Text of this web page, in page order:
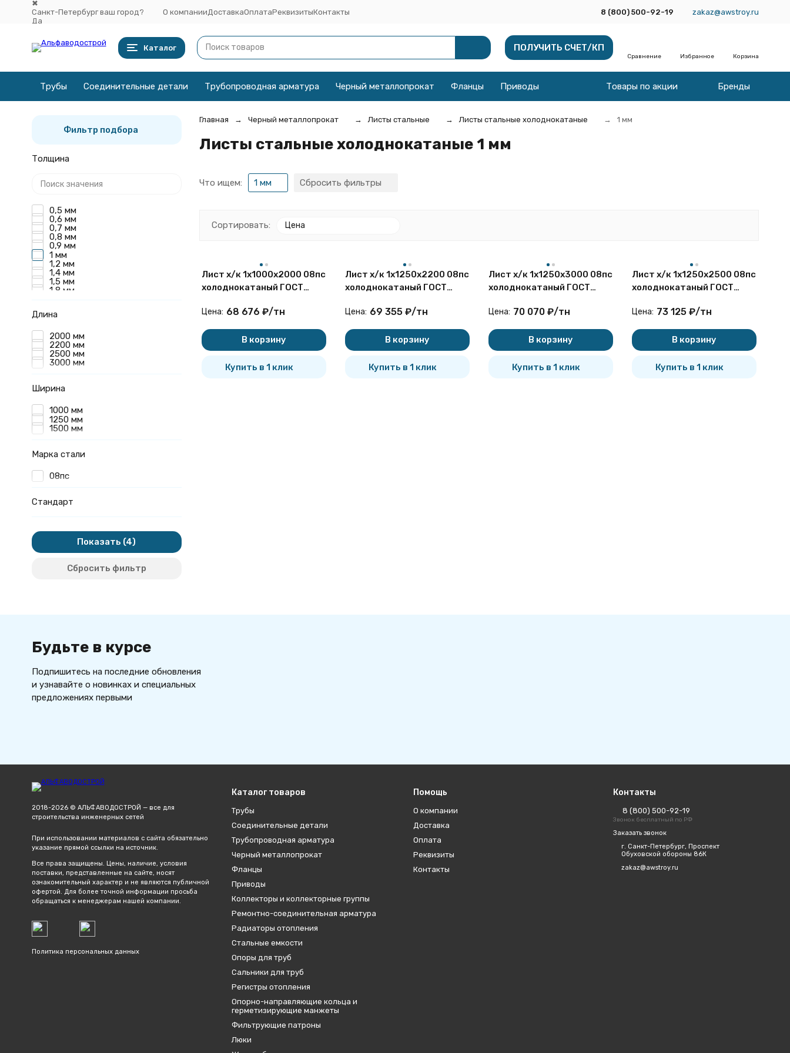
✖
Санкт-Петербург ваш город?
Да
О компании ДоставкаОплатаРеквизитыКонтакты 8 (800) 500-92-19 zakaz@awstroy.ru
Каталог ПОЛУЧИТЬ СЧЕТ/КП
Сравнение Избранное Корзина
Трубы Соединительные детали Трубопроводная арматура Черный металлопрокат Фланцы Приводы Товары по акции Бренды
Главная Черный металлопрокат Листы стальные Листы стальные холоднокатаные 1 мм
Листы стальные холоднокатаные 1 мм
Что ищем: 1 мм Сбросить фильтры
Сортировать: Цена
покупателей
Лист х/к 1х1000х2000 08пс
холоднокатаный ГОСТ
Цена: 68 676 ₽/тн
В корзину
Купить в 1 клик
Лист х/к 1х1250х2200 08пс
холоднокатаный ГОСТ
Цена: 69 355 ₽/тн
В корзину
Купить в 1 клик
Лист х/к 1х1250х3000 08пс
холоднокатаный ГОСТ
Цена: 70 070 ₽/тн
В корзину
Купить в 1 клик
Лист х/к 1х1250х2500 08пс
холоднокатаный ГОСТ
Цена: 73 125 ₽/тн
В корзину
Купить в 1 клик
Фильтр подбора
Толщина
0,5 мм
0,6 мм
0,7 мм
0,8 мм
0,9 мм
1 мм
1,2 мм
1,4 мм
1,5 мм
1,8 мм
2,5 мм
Длина
2000 мм
2200 мм
2500 мм
3000 мм
Ширина
1000 мм
1250 мм
1500 мм
Марка стали
08пс
Стандарт
Показать
Сбросить фильтр
Будьте в курсе
Подпишитесь на последние обновления
и узнавайте о новинках и специальных
предложениях первыми
2018-2026 © АЛЬФАВОДОСТРОЙ — все для
строительства инженерных сетей
При использовании материалов с сайта обязательно
указание прямой ссылки на источник.
Все права защищены. Цены, наличие, условия
поставки, представленные на сайте, носят
ознакомительный характер и не являются публичной
офертой. Для более точной информации просьба
обращаться к менеджерам нашей компании.
Политика персональных данных
Каталог товаров
Трубы
Соединительные детали
Трубопроводная арматура
Черный металлопрокат
Фланцы
Приводы
Коллекторы и коллекторные группы
Ремонтно-соединительная арматура
Радиаторы отопления
Стальные емкости
Опоры для труб
Сальники для труб
Регистры отопления
Опорно-направляющие кольца и
герметизирующие манжеты
Фильтрующие патроны
Люки
Помощь
О компании
Доставка
Оплата
Реквизиты
Контакты
Контакты
8 (800) 500-92-19
Звонок бесплатный по РФ
Заказать звонок
г. Санкт-Петербург, Проспект
Обуховской обороны 86К
zakaz@awstroy.ru